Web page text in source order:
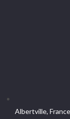
Albertville,